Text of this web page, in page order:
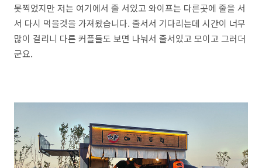
못찍었지만 저는 여기에서 줄 서있고 와이프는 다른곳에 줄을 서
서 다시 먹을것을 가져왔습니다. 줄서서 기다리는데 시간이 너무
많이 걸리니 다른 커플들도 보면 나눠서 줄서있고 모이고 그러더
군요.